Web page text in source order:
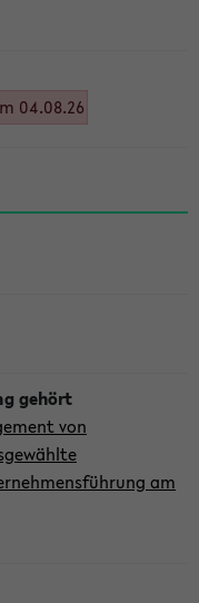
04.08.26
von
am